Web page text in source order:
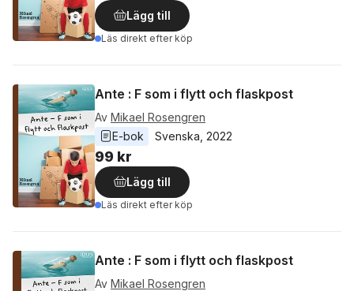
Lägg till
Läs direkt efter köp
Ante : F som i flytt och flaskpost
Av Mikael Rosengren
E-bok
Svenska 2022
99 kr
Lägg till
Läs direkt efter köp
Ante : F som i flytt och flaskpost
Av Mikael Rosengren